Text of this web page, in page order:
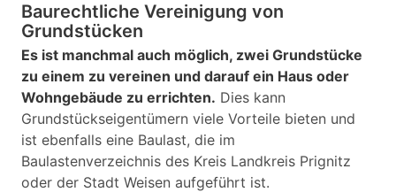
Baurechtliche Vereinigung von
Grundstücken
Es ist manchmal auch möglich, zwei Grundstücke
zu einem zu vereinen und darauf ein Haus oder
Wohngebäude zu errichten. Dies kann
Grundstückseigentümern viele Vorteile bieten und
ist ebenfalls eine Baulast, die im
Baulastenverzeichnis des Kreis Landkreis Prignitz
oder der Stadt Weisen aufgeführt ist.